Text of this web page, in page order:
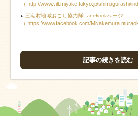
（ http://www.vill.miyake.tokyo.jp/shimagurashi/
三宅村地域おこし協力隊Facebookページ
（ https://www.facebook.com/
記事の続きを読む